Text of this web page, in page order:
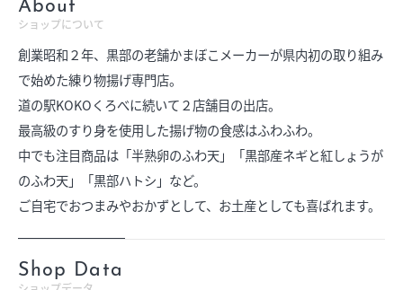
About
ショップについて
創業昭和２年、黒部の老舗かまぼこメーカーが県内初の取り組み
で始めた練り物揚げ専門店。
道の駅KOKOくろべに続いて２店舗目の出店。
最高級のすり身を使用した揚げ物の食感はふわふわ。
中でも注目商品は「半熟卵のふわ天」「黒部産ネギと紅しょうが
のふわ天」「黒部ハトシ」など。
ご自宅でおつまみやおかずとして、お土産としても喜ばれます。
Shop Data